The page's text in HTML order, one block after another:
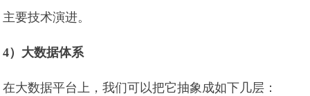
主要技术演进。
4）大数据体系
在大数据平台上，我们可以把它抽象成如下几层：